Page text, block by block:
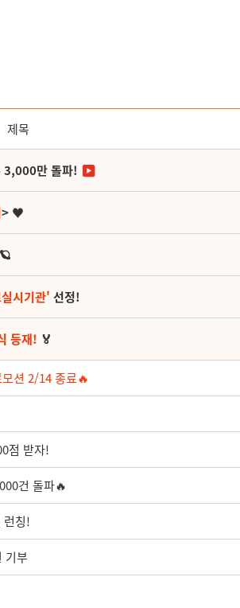
제목
3,000만 돌파!
> ♥
시기관' 선정!
등재! 🏅
션 2/14 종료🔥
점 받자!
건 돌파🔥
런칭!
기부